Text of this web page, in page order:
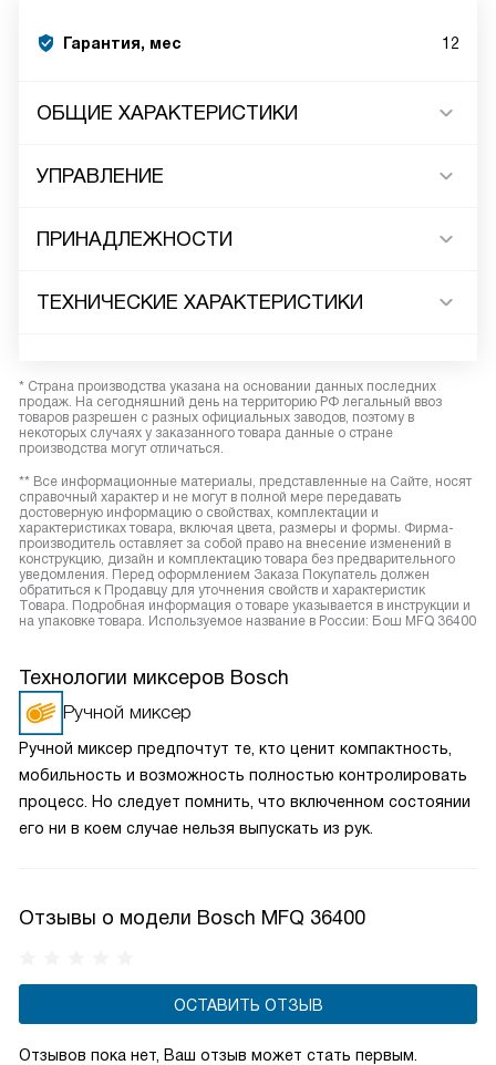
Гарантия, мес 12
ОБЩИЕ ХАРАКТЕРИСТИКИ
УПРАВЛЕНИЕ
ПРИНАДЛЕЖНОСТИ
ТЕХНИЧЕСКИЕ ХАРАКТЕРИСТИКИ
* Страна производства указана на основании данных последних
продаж. На сегодняшний день на территорию РФ легальный ввоз
товаров разрешен с разных официальных заводов, поэтому в
некоторых случаях у заказанного товара данные о стране
производства могут отличаться.
** Все информационные материалы, представленные на Сайте, носят
справочный характер и не могут в полной мере передавать
достоверную информацию о свойствах, комплектации и
характеристиках товара, включая цвета, размеры и формы. Фирма-
производитель оставляет за собой право на внесение изменений в
конструкцию, дизайн и комплектацию товара без предварительного
уведомления. Перед оформлением Заказа Покупатель должен
обратиться к Продавцу для уточнения свойств и характеристик
Товара. Подробная информация о товаре указывается в инструкции и
на упаковке товара. Используемое название в России: Бош MFQ 36400
Технологии миксеров Bosch
Ручной миксер
Ручной миксер предпочтут те, кто ценит компактность,
мобильность и возможность полностью контролировать
процесс. Но следует помнить, что включенном состоянии
его ни в коем случае нельзя выпускать из рук.
Отзывы о модели Bosch MFQ 36400
ОСТАВИТЬ ОТЗЫВ
Отзывов пока нет, Ваш отзыв может стать первым.